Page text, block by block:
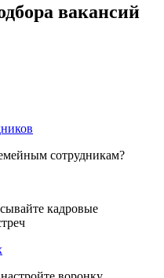
вакансий
сотрудникам?
кадровые